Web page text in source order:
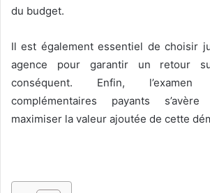
du budget.
Il est également essentiel de choisir
agence pour garantir un retour
conséquent. Enfin,
complémentaires payants
maximiser la valeur ajoutée de cette